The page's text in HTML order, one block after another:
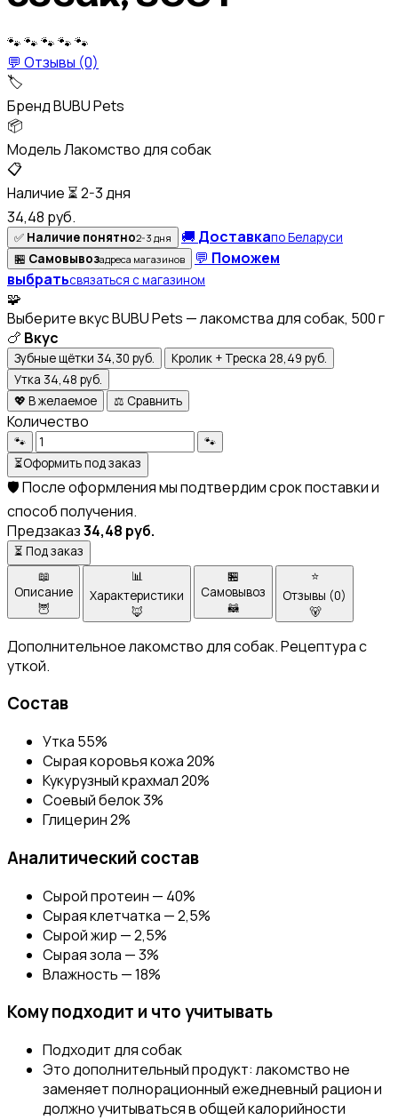
🐾🐾🐾🐾🐾
💬 Отзывы (0)
🏷️
БрендBUBU Pets
📦
МодельЛакомство для собак
📋
Наличие ⏳2-3 дня
34,48 руб.
✅ Наличие понятно2-3 дня 🚚 Доставкапо Беларуси
🏪 Самовывозадреса магазинов 💬 Поможем
выбратьсвязаться с магазином
🧩
Выберите вкусBUBU Pets — лакомства для собак, 500 г
🍗 Вкус
Зубные щётки 34,30 руб. Кролик + Треска 28,49 руб.
Утка 34,48 руб.
💖 В желаемое ⚖️ Сравнить
Количество
🐾
🐾
⏳Оформить под заказ
🛡️После оформления мы подтвердим срок поставки и
способ получения.
Предзаказ34,48 руб.
⏳ Под заказ
📖
Описание
🦉
📊
Характеристики
🦊
🏪
Самовывоз
🦝
⭐
Отзывы (0)
🐻
Дополнительное лакомство для собак. Рецептура с
уткой.
Состав
Утка 55%
Сырая коровья кожа 20%
Кукурузный крахмал 20%
Соевый белок 3%
Глицерин 2%
Аналитический состав
Сырой протеин — 40%
Сырая клетчатка — 2,5%
Сырой жир — 2,5%
Сырая зола — 3%
Влажность — 18%
Кому подходит и что учитывать
Подходит для собак
Это дополнительный продукт: лакомство не
заменяет полнорационный ежедневный рацион и
должно учитываться в общей калорийности